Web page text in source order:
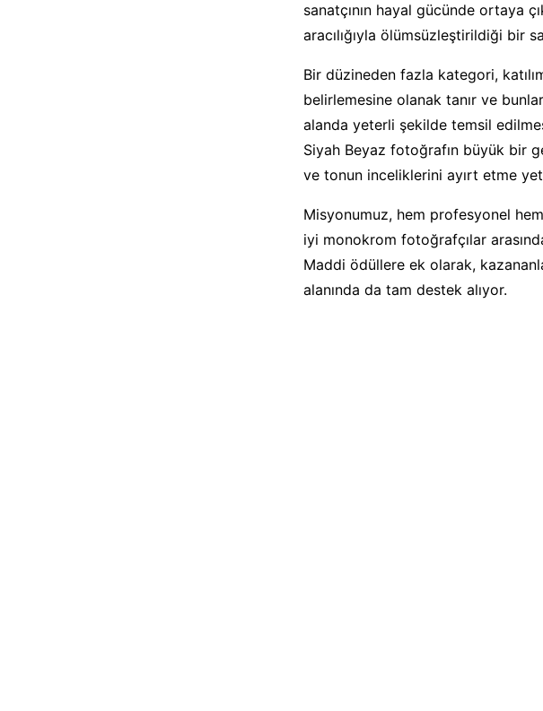
sanatçının hayal gücünde ortaya
aracılığıyla ölümsüzleştirildiği bir
Bir düzineden fazla kategori,
belirlemesine olanak tanır ve
alanda yeterli şekilde temsil
Siyah Beyaz fotoğrafın büyük bir
ve tonun inceliklerini ayırt etme
Misyonumuz, hem profesyonel
iyi monokrom fotoğrafçılar
Maddi ödüllere ek olarak,
alanında da tam destek alıyor.